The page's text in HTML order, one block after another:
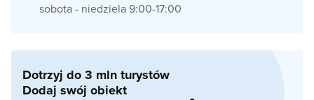
sobota - niedziela 9:00-17:00
Dotrzyj do 3 mln turystów
Dodaj swój obiekt